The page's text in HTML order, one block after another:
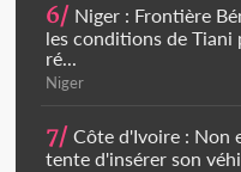
6/ Niger : Frontière
les conditions de Tiani
ré...
Niger
7/ Côte d'Ivoire : Non
tente d'insérer son